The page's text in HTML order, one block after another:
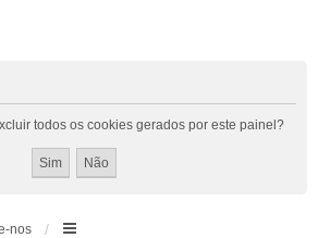
todos os cookies gerados por este painel?
nos